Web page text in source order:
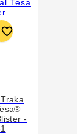

-